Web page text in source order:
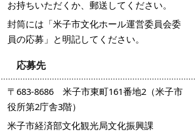
お持ちいただくか、郵送してください。
封筒には「米子市文化ホール運営委員会委
員の応募」と明記してください。
応募先
〒683-8686 米子市東町161番地2（米子市
役所第2庁舎3階）
米子市経済部文化観光局文化振興課